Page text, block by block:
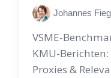
Johannes
VSME-
KMU-Berichten:
Proxies &